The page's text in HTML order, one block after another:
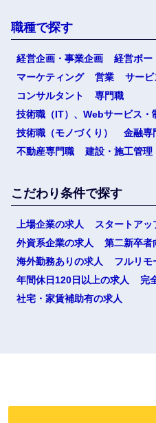
職種で探す
経営企画・事業企画 経営ボー
マーケティング
営業 サービ
コンサルタント
専門職
技術職（IT）、Webサービス・
技術職（モノづくり）
金融専
不動産専門職
建設・施工管理
こだわり条件で探す
上場企業の求人
スタートアッ
外資系企業の求人
第二新卒者
海外勤務ありの求人
フルリモ
年間休日120日以上の求人
完
社宅・家賃補助有の求人